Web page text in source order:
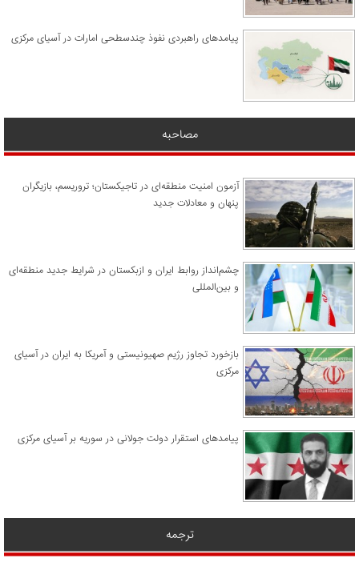
پیامدهای راهبردی نفوذ چندسطحی امارات در آسیای مرکزی
مصاحبه
آزمون امنیت منطقه‌ای در تاجیکستان؛ تروریسم، بازیگران
پنهان و معادلات جدید
چشم‌انداز روابط ایران و ازبکستان در شرایط جدید منطقه‌ای
و بین‌المللی
​بازخورد تجاوز رژیم صهیونیستی و آمریکا به ایران در آسیای
مرکزی
پیامدهای استقرار دولت جولانی در سوریه بر آسیای مرکزی
ترجمه